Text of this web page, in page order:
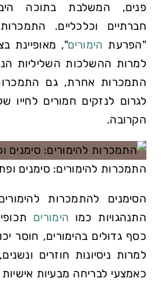
פנים, המשלבת בתוכה
חברתיים וכלכליים.
"הפרעת הימורים", מאופיינת
למרות ההשלכות השליליות
התמכרות אחרת, גם התמכרות
לגרום לנזקים חמורים לחייו
הקרובה.
התמכרות להימורים: סימנים
הסימנים להתמכרות
התנהגויות כמו הימורים
כסף גדולים בהימורים, חוסר
למרות ניסיונות חוזרים
כאמצעי לבריחה מבעיות